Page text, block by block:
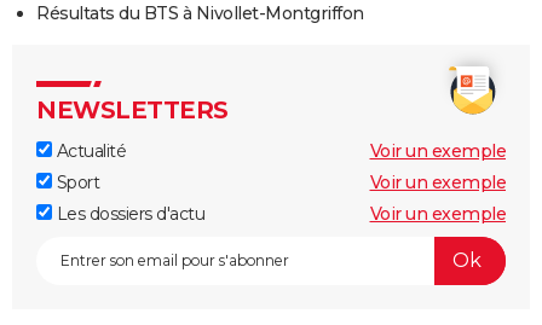
Résultats du BTS à Nivollet-Montgriffon
NEWSLETTERS
Actualité
Voir un exemple
Sport
Voir un exemple
Les dossiers d'actu
Voir un exemple